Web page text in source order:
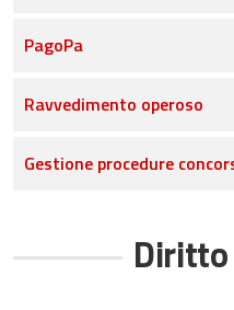
PagoPa
Ravvedimento operoso
Gestione procedure